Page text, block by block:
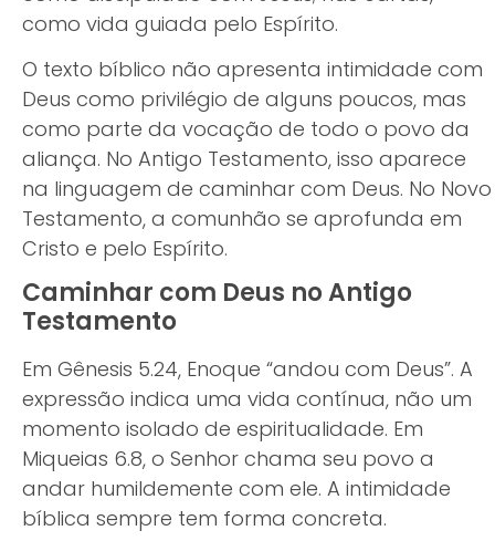
como vida guiada pelo Espírito.
O texto bíblico não apresenta intimidade com
Deus como privilégio de alguns poucos, mas
como parte da vocação de todo o povo da
aliança. No Antigo Testamento, isso aparece
na linguagem de caminhar com Deus. No Novo
Testamento, a comunhão se aprofunda em
Cristo e pelo Espírito.
Caminhar com Deus no Antigo
Testamento
Em Gênesis 5.24, Enoque “andou com Deus”. A
expressão indica uma vida contínua, não um
momento isolado de espiritualidade. Em
Miqueias 6.8, o Senhor chama seu povo a
andar humildemente com ele. A intimidade
bíblica sempre tem forma concreta.